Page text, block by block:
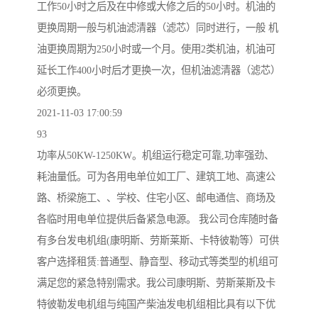
工作50小时之后及在中修或大修之后的50小时。机油的
更换周期一般与机油滤清器（滤芯）同时进行，一般 机
油更换周期为250小时或一个月。使用2类机油，机油可
延长工作400小时后才更换一次，但机油滤清器（滤芯）
必须更换。
2021-11-03 17:00:59
93
功率从50KW-1250KW。机组运行稳定可靠,功率强劲、
耗油量低。可为各用电单位如工厂、建筑工地、高速公
路、桥梁施工、、学校、住宅小区、邮电通信、商场及
各临时用电单位提供后备紧急电源。 我公司仓库随时备
有多台发电机组(康明斯、劳斯莱斯、卡特彼勒等）可供
客户选择租赁:普通型、静音型、移动式等类型的机组可
满足您的紧急特别需求。我公司康明斯、劳斯莱斯及卡
特彼勒发电机组与纯国产柴油发电机组相比具有以下优